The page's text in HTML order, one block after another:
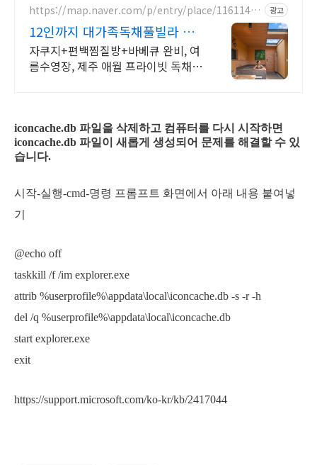
https://map.naver.com/p/entry/place/11611420
광고
12인까지 대가족독채풀빌라 완
전독채 프라이빗 가족저택
자쿠지+편백찜질방+바베큐 완비, 여
름수영장, 제주 애월 프라이빗 독채저
iconcache.db 파일을 삭제하고 컴퓨터를 다시 시작하면
iconcache.db 파일이 새롭게 생성되어 문제를 해결할 수 있
습니다.
시작-실행-cmd-명령 프롬프트 화면에서 아래 내용 붙여넣
기
@echo off
taskkill /f /im explorer.exe
attrib %userprofile%\appdata\local\iconcache.db -s -r -h
del /q %userprofile%\appdata\local\iconcache.db
start explorer.exe
exit
https://support.microsoft.com/ko-kr/kb/2417044